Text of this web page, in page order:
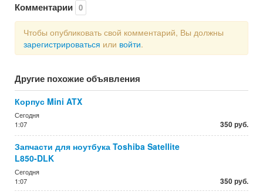
Комментарии 0
Чтобы опубликовать свой комментарий, Вы должны
зарегистрироваться или войти.
Другие похожие объявления
Корпус Mini ATX
Сегодня
1:07
350 руб.
Запчасти для ноутбука Toshiba Satellite
L850-DLK
Сегодня
1:07
350 руб.